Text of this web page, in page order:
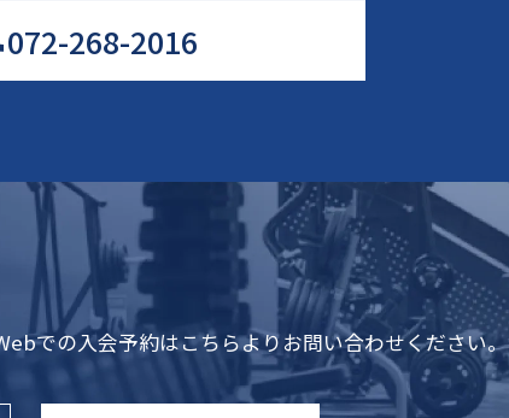
072-268-2016
での入会予約はこちらよりお問い合わせください。